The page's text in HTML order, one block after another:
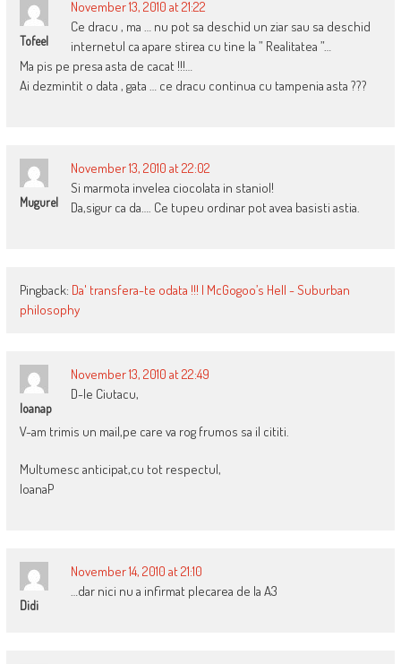
Tofeel
November 13, 2010 at 21:22
Ce dracu , ma … nu pot sa deschid un ziar sau sa deschid
internetul ca apare stirea cu tine la ” Realitatea ”…
Ma pis pe presa asta de cacat !!!…
Ai dezmintit o data , gata … ce dracu continua cu tampenia asta ???
Mugurel
November 13, 2010 at 22:02
Si marmota invelea ciocolata in staniol!
Da,sigur ca da…. Ce tupeu ordinar pot avea basisti astia.
Pingback: Da' transfera-te odata !!! | McGogoo’s Hell - Suburban
philosophy
Ioanap
November 13, 2010 at 22:49
D-le Ciutacu,
V-am trimis un mail,pe care va rog frumos sa il cititi.
Multumesc anticipat,cu tot respectul,
IoanaP
Didi
November 14, 2010 at 21:10
…dar nici nu a infirmat plecarea de la A3